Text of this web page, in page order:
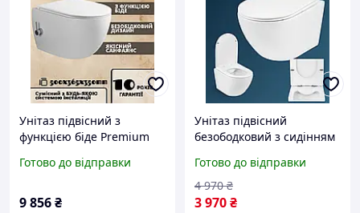
Унітаз підвісний з
функцією біде Premium
безобідковий з
soft-close 660059
Готово до відправки
9 856₴
Унітаз підвісний
безободковий з сидінням
WS-009
Готово до відправки
3 970₴
4 970 ₴